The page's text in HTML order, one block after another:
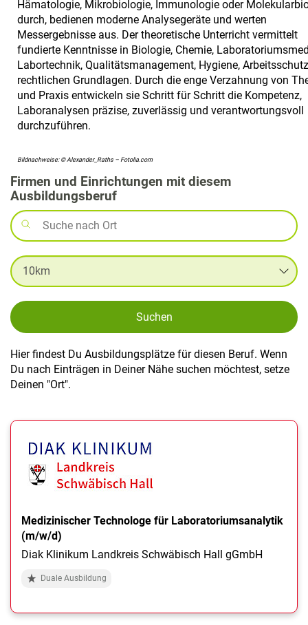
Hämatologie, Mikrobiologie, Immunologie oder
durch, bedienen moderne Analysegeräte und werten
Messergebnisse aus. Der theoretische Unterricht vermittelt
fundierte Kenntnisse in Biologie, Chemie,
Labortechnik, Qualitätsmanagement, Hygiene,
rechtlichen Grundlagen. Durch die enge Verzahnung von
und Praxis entwickeln sie Schritt für Schritt die Kompetenz,
Laboranalysen präzise, zuverlässig und verantwortungsvoll
durchzuführen.
Bildnachweise: © Alexander_Raths – Fotolia.com
Firmen und Einrichtungen mit diesem
Ausbildungsberuf
Suchen
Hier findest Du Ausbildungsplätze für diesen Beruf. Wenn
Du nach Einträgen in Deiner Nähe suchen möchtest, setze
Deinen "Ort".
Medizinischer Technologe für Laboratoriumsanalytik
(m/w/d)
Diak Klinikum Landkreis Schwäbisch Hall gGmbH
Duale Ausbildung